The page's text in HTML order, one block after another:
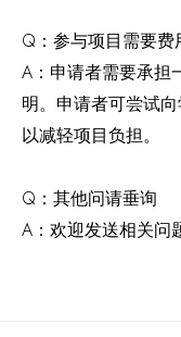
Q：参与项目需要费
A：申请者需要承担
明。申请者可尝试
以减轻项目负担。
Q：其他问请垂询
A：欢迎发送相关问